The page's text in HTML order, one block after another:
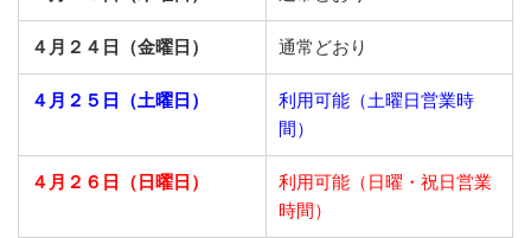
４月２４日（金曜日） 通常どおり
４月２５日（土曜日）
利用可能（土曜日営業時
間）
４月２６日（日曜日）
利用可能（日曜・祝日営業
時間）